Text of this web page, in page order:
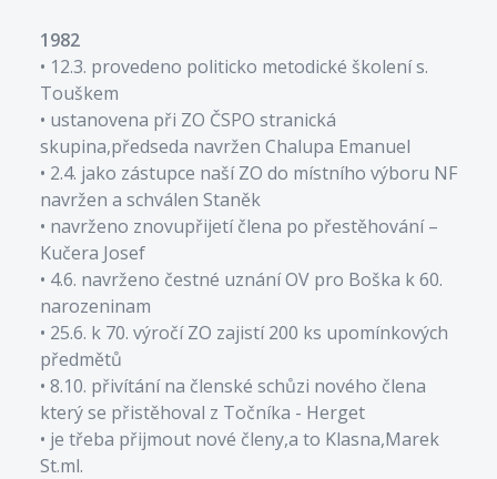
1982
• 12.3. provedeno politicko metodické školení s.
Touškem
• ustanovena při ZO ČSPO stranická
skupina,předseda navržen Chalupa Emanuel
• 2.4. jako zástupce naší ZO do místního výboru NF
navržen a schválen Staněk
• navrženo znovupřijetí člena po přestěhování –
Kučera Josef
• 4.6. navrženo čestné uznání OV pro Boška k 60.
narozeninam
• 25.6. k 70. výročí ZO zajistí 200 ks upomínkových
předmětů
• 8.10. přivítání na členské schůzi nového člena
který se přistěhoval z Točníka - Herget
• je třeba přijmout nové členy,a to Klasna,Marek
St.ml.